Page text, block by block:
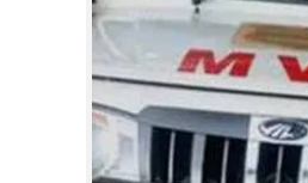
SPIRITUAL